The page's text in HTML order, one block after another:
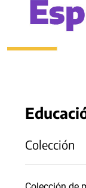
Colección